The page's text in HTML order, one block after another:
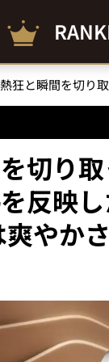
を切り
反映
やか